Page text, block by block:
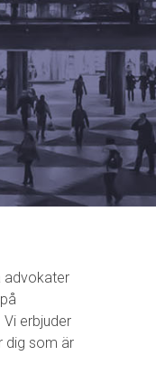
advokater
erbjuder
dig som är